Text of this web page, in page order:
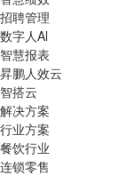
招聘管理
数字人Al
智慧报表
昇鹏人效云
智搭云
解决方案
行业方案
餐饮行业
连锁零售